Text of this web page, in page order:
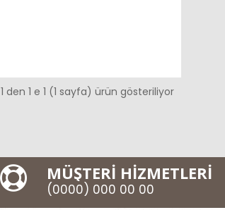
1 den 1 e 1 (1 sayfa) ürün gösteriliyor
MÜŞTERİ HİZMETLERİ
(0000) 000 00 00